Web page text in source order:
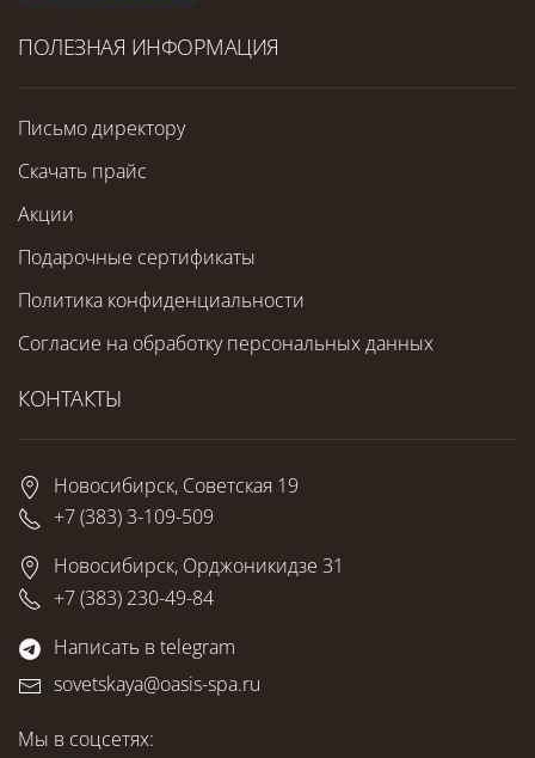
ПОЛЕЗНАЯ ИНФОРМАЦИЯ
Письмо директору
Скачать прайс
Акции
Подарочные сертификаты
Политика конфиденциальности
Согласие на обработку персональных данных
КОНТАКТЫ
Новосибирск, Советская 19
+7 (383) 3-109-509
Новосибирск, Орджоникидзе 31
+7 (383) 230-49-84
Написать в telegram
sovetskaya@oasis-spa.ru
Мы в соцсетях: